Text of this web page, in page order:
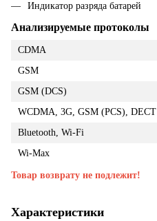
Индикатор разряда батарей
Анализируемые протоколы
CDMA
GSM
GSM (DCS)
WCDMA, 3G, GSM (PCS), DECT
Bluetooth, Wi-Fi
Wi-Max
Товар возврату не подлежит!
Характеристики